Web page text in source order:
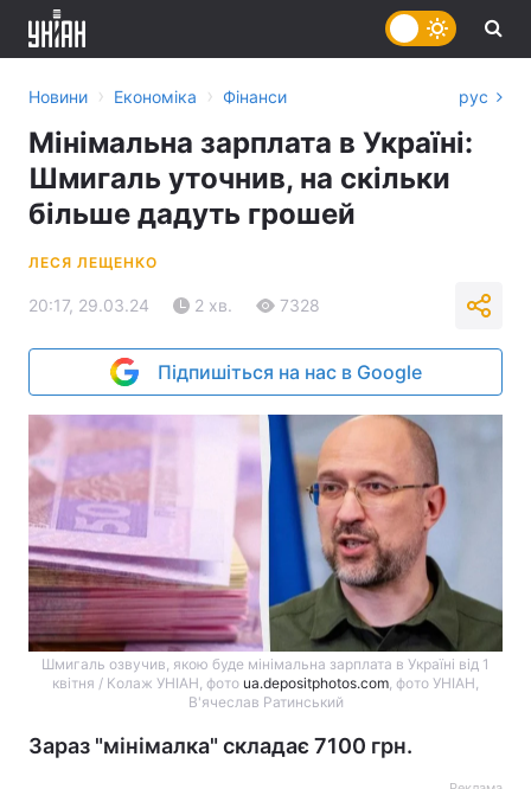
Новини › Економіка › Фінанси рус
Мінімальна зарплата в Україні:
Шмигаль уточнив, на скільки
більше дадуть грошей
ЛЕСЯ ЛЕЩЕНКО
20:17, 29.03.24 2 хв. 7328
Підпишіться на нас в Google
Шмигаль озвучив, якою буде мінімальна зарплата в Україні від 1
квітня / Колаж УНІАН, фото ua.depositphotos.com, фото УНІАН,
В'ячеслав Ратинський
Зараз "мінімалка" складає 7100 грн.